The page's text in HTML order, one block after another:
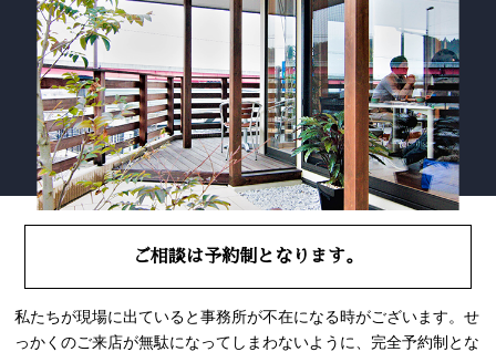
ご相談は予約制となります。
私たちが現場に出ていると事務所が不在になる時がございます。せ
っかくのご来店が無駄になってしまわないように、完全予約制とな